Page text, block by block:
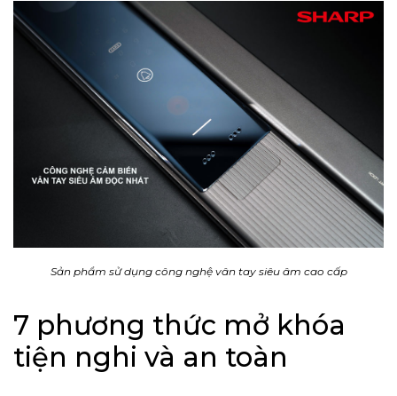
Sản phẩm sử dụng công nghệ vân tay siêu âm cao cấp
7 phương thức mở khóa
tiện nghi và an toàn